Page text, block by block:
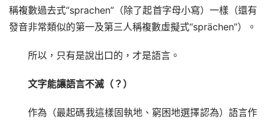
稱複數過去式“sprachen”（除了起首字母小寫）一樣（還有
發音非常類似的第一及第三人稱複數虛擬式“sprächen”）。
所以，只有是說出口的，才是語言。
文字能讓語言不滅（？）
作為（最起碼我這樣固執地、窮困地選擇認為）語言作